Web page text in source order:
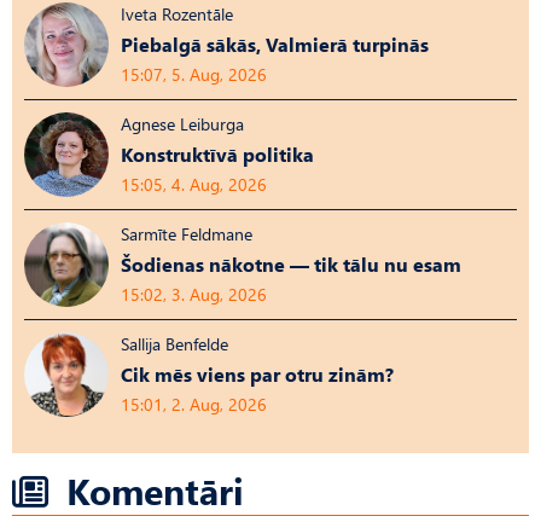
Iveta Rozentāle
Piebalgā sākās, Valmierā turpinās
15:07, 5. Aug, 2026
Agnese Leiburga
Konstruktīvā politika
15:05, 4. Aug, 2026
Sarmīte Feldmane
Šodienas nākotne — tik tālu nu esam
15:02, 3. Aug, 2026
Sallija Benfelde
Cik mēs viens par otru zinām?
15:01, 2. Aug, 2026
Komentāri